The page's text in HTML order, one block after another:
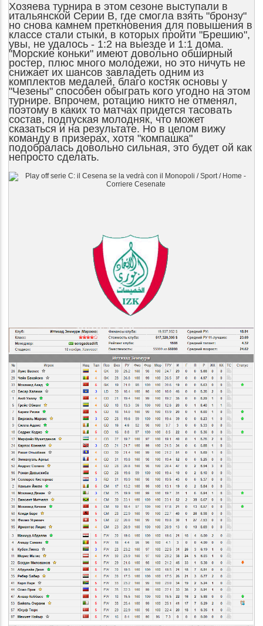
Хозяева турнира в этом сезоне выступали в
итальянской Серии В, где смогла взять "бронзу"
но снова камнем преткновения для повышения в
классе стали стыки, в которых пройти "Брешию",
увы, не удалось - 1:2 на выезде и 1:1 дома.
"Морские коньки" имеют довольно обширный
ростер, плюс много молодежи, но это ничуть не
снижает их шансов завладеть одним из
комплектов медалей, благо костяк основы у
"Чезены" способен обыграть кого угодно на этом
турнире. Впрочем, ротацию никто не отменял,
поэтому в каких то матчах придется тасовать
состав, подпуская молодняк, что может
сказаться и на результате. Но в целом вижу
команду в призерах, хотя "компашка"
подобралась довольно сильная, это будет ой как
непросто сделать.